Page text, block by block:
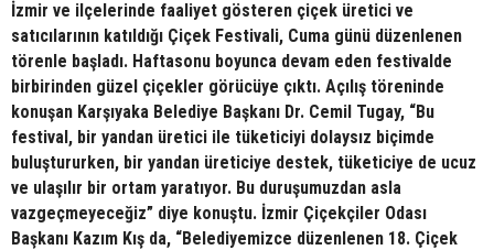
İzmir ve ilçelerinde faaliyet gösteren çiçek üretici ve
satıcılarının katıldığı Çiçek Festivali, Cuma günü düzenlenen
törenle başladı. Haftasonu boyunca devam eden festivalde
birbirinden güzel çiçekler görücüye çıktı. Açılış töreninde
konuşan Karşıyaka Belediye Başkanı Dr. Cemil Tugay, “Bu
festival, bir yandan üretici ile tüketiciyi dolaysız biçimde
buluştururken, bir yandan üreticiye destek, tüketiciye de ucuz
ve ulaşılır bir ortam yaratıyor. Bu duruşumuzdan asla
vazgeçmeyeceğiz” diye konuştu. İzmir Çiçekçiler Odası
Başkanı Kazım Kış da, “Belediyemizce düzenlenen 18. Çiçek